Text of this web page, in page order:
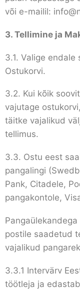
või e-mailil:
3. Tellimine ja
3.1. Valige
Ostukorvi.
3.2. Kui kõik
vajutage
täitke vajalikud
tellimus.
3.3. Ostu eest
pangalingi
Pank, Citadele,
pangakontole,
postile saadetud
vajalikud
3.3.1 Intervärv
töötleja ja